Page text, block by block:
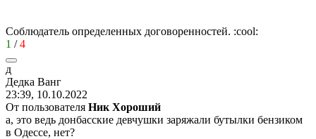
Соблюдатель определенных договоренностей. :cool:
1 /4
д
Дедка Ванг
23:39, 10.10.2022
От пользователя Ник Хороший
а, это ведь донбасские девчушки заряжали бутылки бензиком
в Одессе, нет?